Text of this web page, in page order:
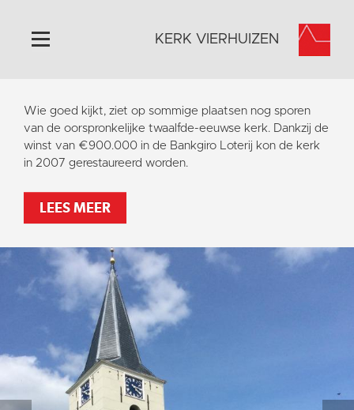
Home
Algemeen
Historie
Activiteiten
Contact
Vaktaal
KERK VIERHUIZEN
Wie goed kijkt, ziet op sommige plaatsen nog sporen
van de oorspronkelijke twaalfde-eeuwse kerk. Dankzij de
winst van €900.000 in de Bankgiro Loterij kon de kerk
in 2007 gerestaureerd worden.
LEES MEER